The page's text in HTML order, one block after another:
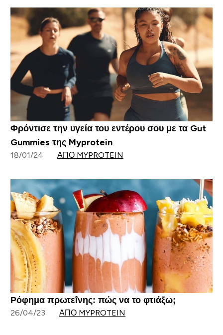
Φρόντισε την υγεία του εντέρου σου με τα Gut
Gummies της Myprotein
18/01/24 ΑΠΌ MYPROTEIN
Ρόφημα πρωτεΐνης: πώς να το φτιάξω;
26/04/23 ΑΠΌ MYPROTEIN